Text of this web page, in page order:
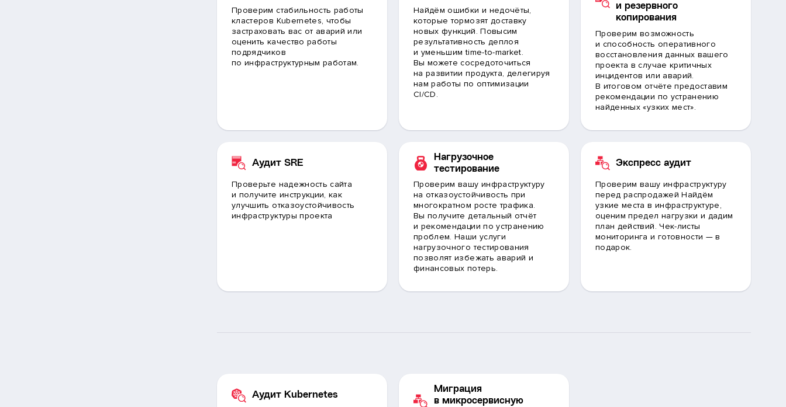
Проверим стабильность работы
кластеров Kubernetes, чтобы
застраховать вас от аварий или
оценить качество работы
подрядчиков
по инфраструктурным работам.
Найдём ошибки и недочёты,
которые тормозят доставку
новых функций. Повысим
результативность деплоя
и уменьшим time-to-market.
Вы можете сосредоточиться
на развитии продукта, делегируя
нам работы по оптимизации
CI/CD.
и резервного
копирования
Проверим возможность
и способность оперативного
восстановления данных вашего
проекта в случае критичных
инцидентов или аварий.
В итоговом отчёте предоставим
рекомендации по устранению
найденных «узких мест».
Аудит SRE
Проверьте надежность сайта
и получите инструкции, как
улучшить отказоустойчивость
инфраструктуры проекта
Нагрузочное
тестирование
Проверим вашу инфраструктуру
на отказоустойчивость при
многократном росте трафика.
Вы получите детальный отчёт
и рекомендации по устранению
проблем. Наши услуги
нагрузочного тестирования
позволят избежать аварий и
финансовых потерь.
Экспресс аудит
Проверим вашу инфраструктуру
перед распродажей Найдём
узкие места в инфраструктуре,
оценим предел нагрузки и дадим
план действий. Чек-листы
мониторинга и готовности — в
подарок.
Аудит Kubernetes
Миграция
в микросервисную